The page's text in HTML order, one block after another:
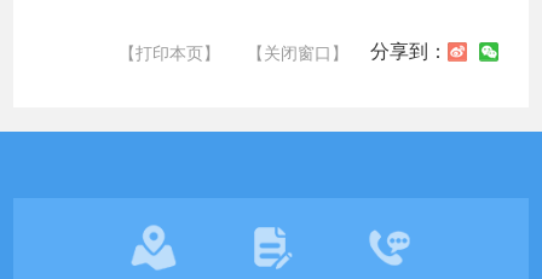
【打印本页】 【关闭窗口】 分享到：